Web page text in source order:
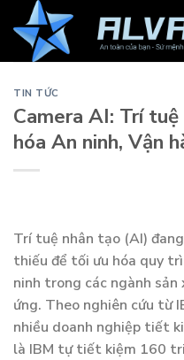
to
content
TIN TỨC
Camera AI: Trí
hóa An ninh, Vận
Trí tuệ nhân tạo (AI)
thiếu để tối ưu hóa quy
ninh trong các ngành
ứng. Theo nghiên cứu từ
nhiều doanh nghiệp tiết
là IBM tự tiết kiệm 160